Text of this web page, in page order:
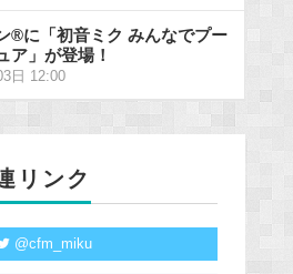
®に「初音ミク みんなでプー
ア」が登場！
日 12:00
リンク
@cfm_miku